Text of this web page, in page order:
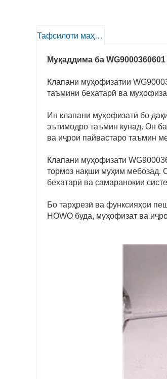
Тафсилоти маҳсулот
Муқаддима ба
Клапани муҳофизатии
таъмини бехатарӣ ва
Ин клапани муҳофизатӣ бо
эътимодро таъмин кунад. Он
ва иҷрои пайвастаро таъмин
Клапани муҳофизати
тормоз нақши муҳим мебозад.
бехатарӣ ва самаранокии
Бо тарҳрезӣ ва функсияҳои
HOWO буда, муҳофизат ва